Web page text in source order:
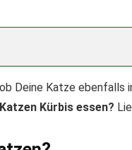
Deine Katze ebenfalls
Kürbis essen?